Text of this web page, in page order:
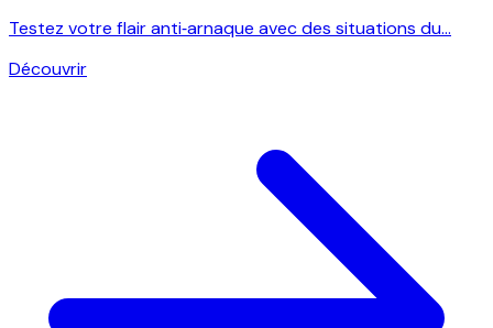
Testez votre flair anti‑arnaque avec des situations du...
Découvrir